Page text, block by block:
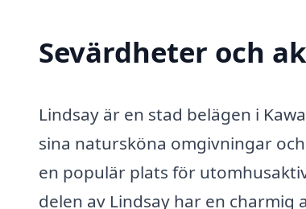
Sevärdheter och
Lindsay är en stad belägen i
sina natursköna omgivningar
en populär plats för
delen av Lindsay har en